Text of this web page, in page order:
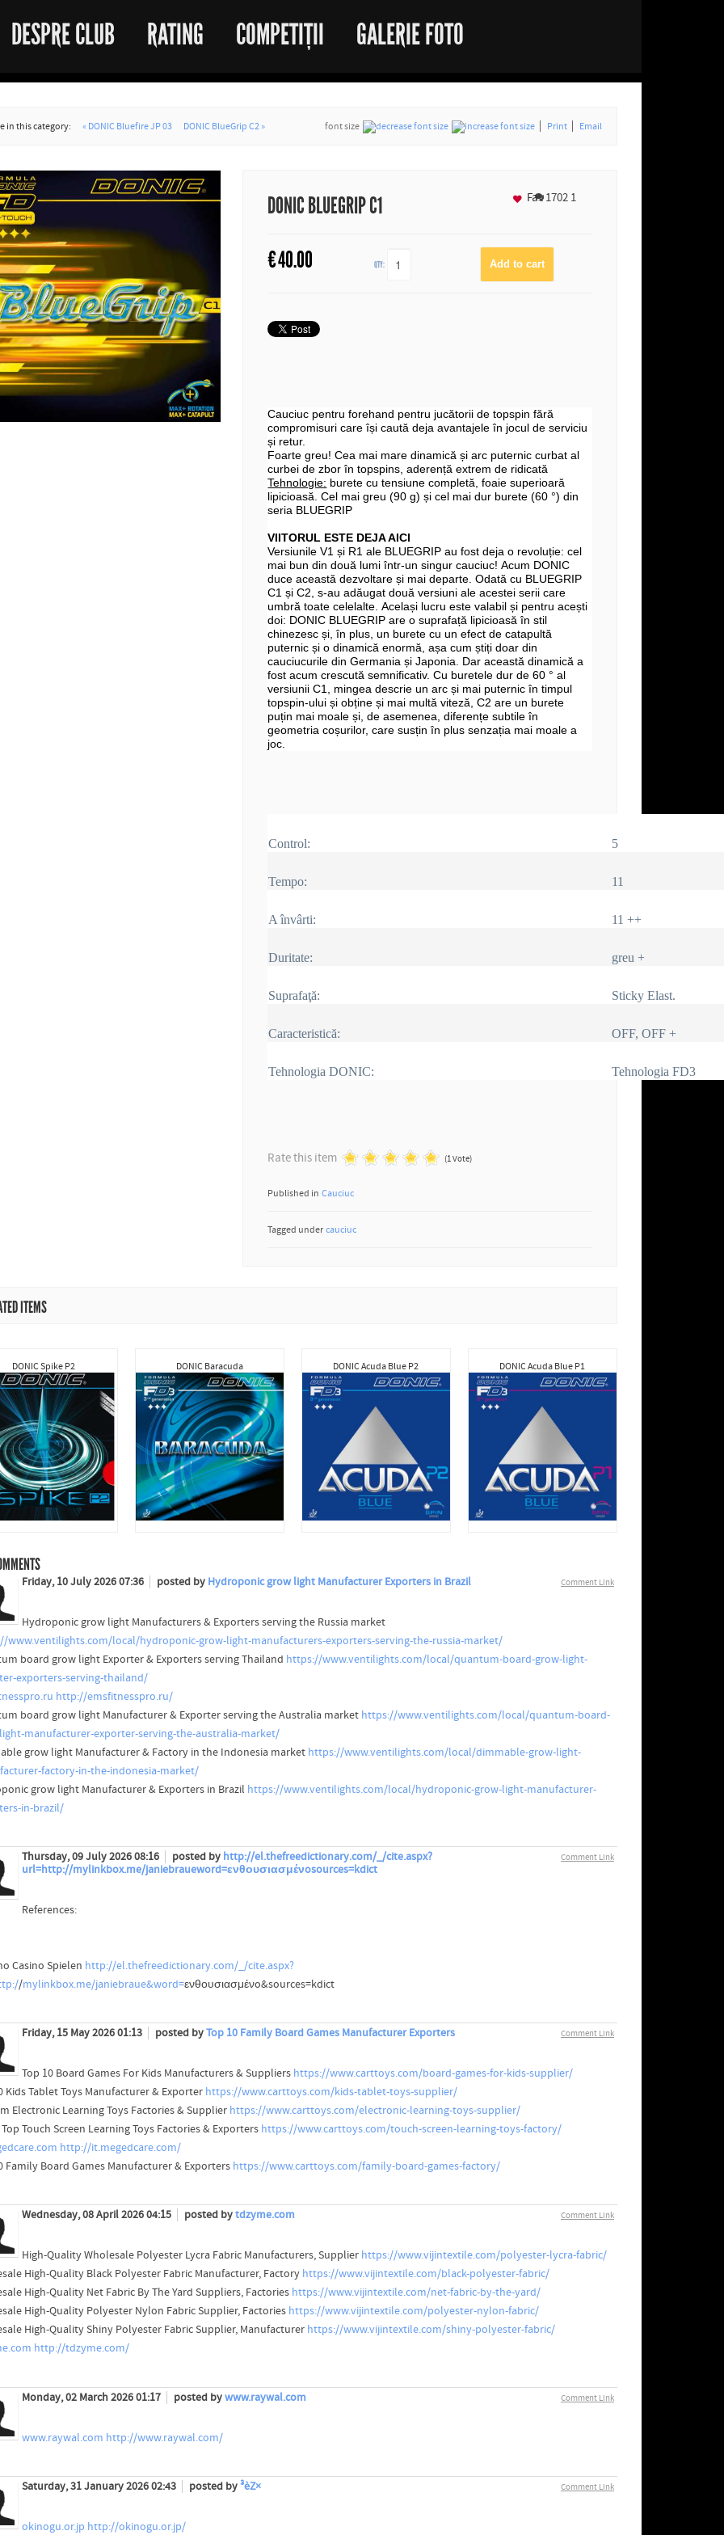
DESPRE CLUB RATING COMPETIȚII GALERIE FOTO
in this category: « DONIC Bluefire JP 03 DONIC BlueGrip C2 » font size Print Email
DONIC BLUEGRIP C1 17021
€40.00 QTY:
Fav
Cauciuc pentru forehand pentru jucătorii de topspin fără
compromisuri care își caută deja avantajele în jocul de serviciu
și retur.
Foarte greu! Cea mai mare dinamică și arc puternic curbat al
curbei de zbor în topspins, aderență extrem de ridicată
Tehnologie: burete cu tensiune completă, foaie superioară
lipicioasă. Cel mai greu (90 g) și cel mai dur burete (60 °) din
seria BLUEGRIP
VIITORUL ESTE DEJA AICI
Versiunile V1 și R1 ale BLUEGRIP au fost deja o revoluție: cel
mai bun din două lumi într-un singur cauciuc! Acum DONIC
duce această dezvoltare și mai departe. Odată cu BLUEGRIP
C1 și C2, s-au adăugat două versiuni ale acestei serii care
umbră toate celelalte. Același lucru este valabil și pentru acești
doi: DONIC BLUEGRIP are o suprafață lipicioasă în stil
chinezesc și, în plus, un burete cu un efect de catapultă
puternic și o dinamică enormă, așa cum știți doar din
cauciucurile din Germania și Japonia. Dar această dinamică a
fost acum crescută semnificativ. Cu buretele dur de 60 ° al
versiunii C1, mingea descrie un arc și mai puternic în timpul
topspin-ului și obține și mai multă viteză, C2 are un burete
puțin mai moale și, de asemenea, diferențe subtile în
geometria coșurilor, care susțin în plus senzația mai moale a
joc.
Control: 5
Tempo: 11
A învârti: 11 ++
Duritate: greu +
Suprafaţă: Sticky Elast.
Caracteristică: OFF, OFF +
Tehnologia DONIC: Tehnologia FD3
Rate this item (1 Vote)
Published in Cauciuc
Tagged under cauciuc
ITEMS
DONIC Spike P2 DONIC Baracuda DONIC Acuda Blue P2 DONIC Acuda Blue P1
Comment Link
Friday, 10 July 2026 07:36 posted by Hydroponic grow light Manufacturer Exporters in Brazil
Hydroponic grow light Manufacturers & Exporters serving the Russia market
www.ventilights.com/local/hydroponic-grow-light-manufacturers-exporters-serving-the-russia-market/
board grow light Exporter & Exporters serving Thailand https://www.ventilights.com/local/quantum-board-grow-light-
exporters-serving-thailand/
http://emsfitnesspro.ru/
board grow light Manufacturer & Exporter serving the Australia market https://www.ventilights.com/local/quantum-board-
manufacturer-exporter-serving-the-australia-market/
grow light Manufacturer & Factory in the Indonesia market https://www.ventilights.com/local/dimmable-grow-light-
factory-in-the-indonesia-market/
grow light Manufacturer & Exporters in Brazil https://www.ventilights.com/local/hydroponic-grow-light-manufacturer-
in-brazil/
Comment Link
Thursday, 09 July 2026 08:16 posted by http://el.thefreedictionary.com/_/cite.aspx?
url=http://mylinkbox.me/janiebraueword=ενθουσιασμένosources=kdict
References:
Casino Spielen http://el.thefreedictionary.com/_/cite.aspx?
/mylinkbox.me/janiebraue&word=ενθουσιασμένo&sources=kdict
Comment Link
Friday, 15 May 2026 01:13 posted byTop 10 Family Board Games Manufacturer Exporters
Top 10 Board Games For Kids Manufacturers & Suppliers https://www.carttoys.com/board-games-for-kids-supplier/
Kids Tablet Toys Manufacturer & Exporter https://www.carttoys.com/kids-tablet-toys-supplier/
Electronic Learning Toys Factories & Supplier https://www.carttoys.com/electronic-learning-toys-supplier/
Touch Screen Learning Toys Factories & Exporters https://www.carttoys.com/touch-screen-learning-toys-factory/
http://it.megedcare.com/
Family Board Games Manufacturer & Exporters https://www.carttoys.com/family-board-games-factory/
Comment Link
Wednesday, 08 April 2026 04:15 posted bytdzyme.com
High-Quality Wholesale Polyester Lycra Fabric Manufacturers, Supplier https://www.vijintextile.com/polyester-lycra-fabric/
High-Quality Black Polyester Fabric Manufacturer, Factory https://www.vijintextile.com/black-polyester-fabric/
High-Quality Net Fabric By The Yard Suppliers, Factories https://www.vijintextile.com/net-fabric-by-the-yard/
High-Quality Polyester Nylon Fabric Supplier, Factories https://www.vijintextile.com/polyester-nylon-fabric/
High-Quality Shiny Polyester Fabric Supplier, Manufacturer https://www.vijintextile.com/shiny-polyester-fabric/
http://tdzyme.com/
Comment Link
Monday, 02 March 2026 01:17 posted bywww.raywal.com
www.raywal.com http://www.raywal.com/
Comment Link
Saturday, 31 January 2026 02:43 posted by³èZ×
okinogu.or.jp http://okinogu.or.jp/